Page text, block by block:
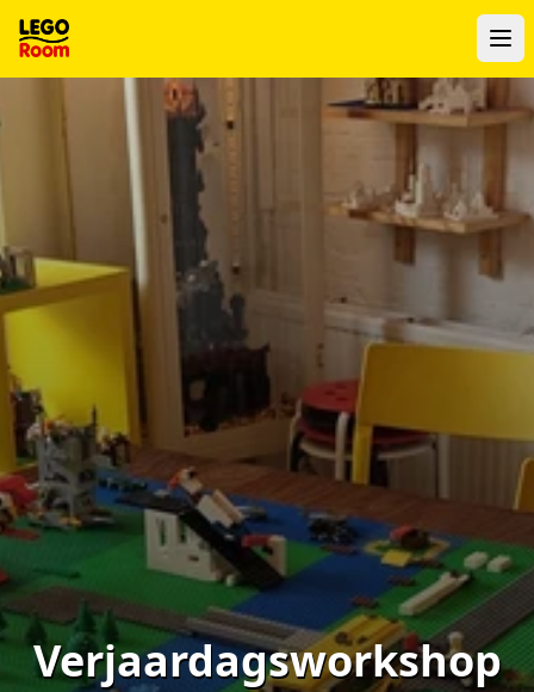
Naar hoofdinhoud
Verjaardagsworkshop